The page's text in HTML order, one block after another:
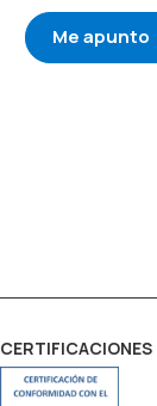
Me apunto
CERTIFICACIONES